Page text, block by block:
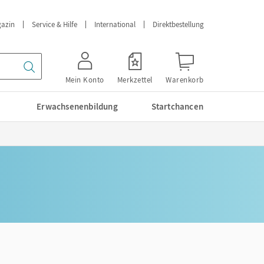
Service & Hilfe International Direktbestellung
Mein Konto Merkzettel Warenkorb
Erwachsenenbildung Startchancen